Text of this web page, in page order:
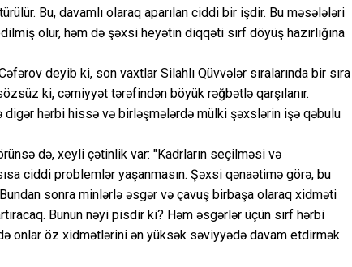
Bu, davamlı olaraq aparılan ciddi bir işdir. Bu məsələləri
olur, həm də şəxsi heyətin diqqəti sırf döyüş hazırlığına
deyib ki, son vaxtlar Silahlı Qüvvələr sıralarında bir sıra
ki, cəmiyyət tərəfindən böyük rəğbətlə qarşılanır.
hərbi hissə və birləşmələrdə mülki şəxslərin işə qəbulu
də, xeyli çətinlik var: "Kadrların seçilməsi və
ciddi problemlər yaşanmasın. Şəxsi qənaətimə görə, bu
sonra minlərlə əsgər və çavuş birbaşa olaraq xidməti
Bunun nəyi pisdir ki? Həm əsgərlər üçün sırf hərbi
onlar öz xidmətlərini ən yüksək səviyyədə davam etdirmək